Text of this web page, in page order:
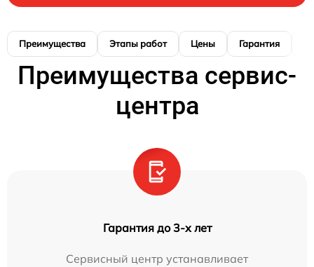
Преимущества Этапы работ Цены Гарантия
Преимущества сервис-
центра
Гарантия до 3-х лет
Сервисный центр устанавливает